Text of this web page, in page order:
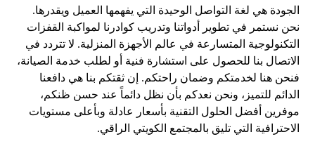
الجودة هي لغة التواصل الوحيدة التي يفهمها العميل ويقدرها.
نحن نستمر في تطوير أدواتنا وتدريب كوادرنا لمواكبة القفزات
التكنولوجية المتسارعة في عالم الأجهزة المنزلية. لا تتردد في
الاتصال بنا للحصول على استشارة فنية أو لطلب خدمة الصيانة،
فنحن هنا لخدمتكم وضمان راحتكم. إن ثقتكم بنا هي دافعنا
الدائم للتميز، ونحن نعدكم بأن نظل دائماً عند حسن ظنكم،
موفرين أفضل الحلول التقنية بأسعار عادلة وبأعلى مستويات
الاحترافية التي تليق بالمجتمع الكويتي الراقي.